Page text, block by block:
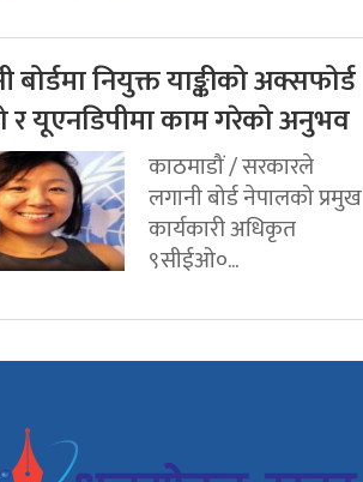
बोर्डमा नियुक्त याङ्कीको अक्सफोर्ड
र यूएनडिपीमा काम गरेको अनुभव
काठमाडौं / सरकारले
लगानी बोर्ड नेपालको प्रमुख
कार्यकारी अधिकृत
९सीईओ०...